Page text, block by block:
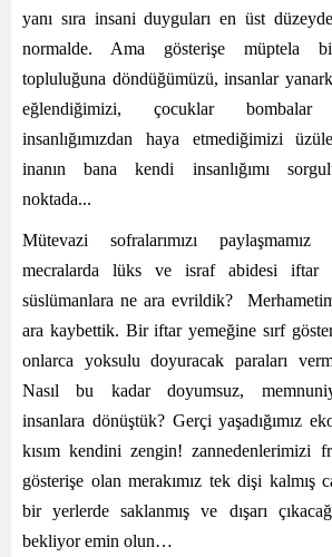
yanı sıra insani duyguları en üst
normalde. Ama gösterişe müptela
topluluğuna döndüğümüzü, insanlar
eğlendiğimizi, çocuklar
insanlığımızdan haya etmediğimizi
inanın bana kendi insanlığımı
noktada...
Mütevazi sofralarımızı
mecralarda lüks ve israf abidesi iftar
süslümanlara ne ara evrildik?
ara kaybettik. Bir iftar yemeğine sırf
onlarca yoksulu doyuracak paraları
Nasıl bu kadar doyumsuz,
insanlara dönüştük? Gerçi yaşadığımız
kısım kendini zengin! zannedenlerimizi
gösterişe olan merakımız tek dişi kalmış
bir yerlerde saklanmış ve dışarı
bekliyor emin olun…